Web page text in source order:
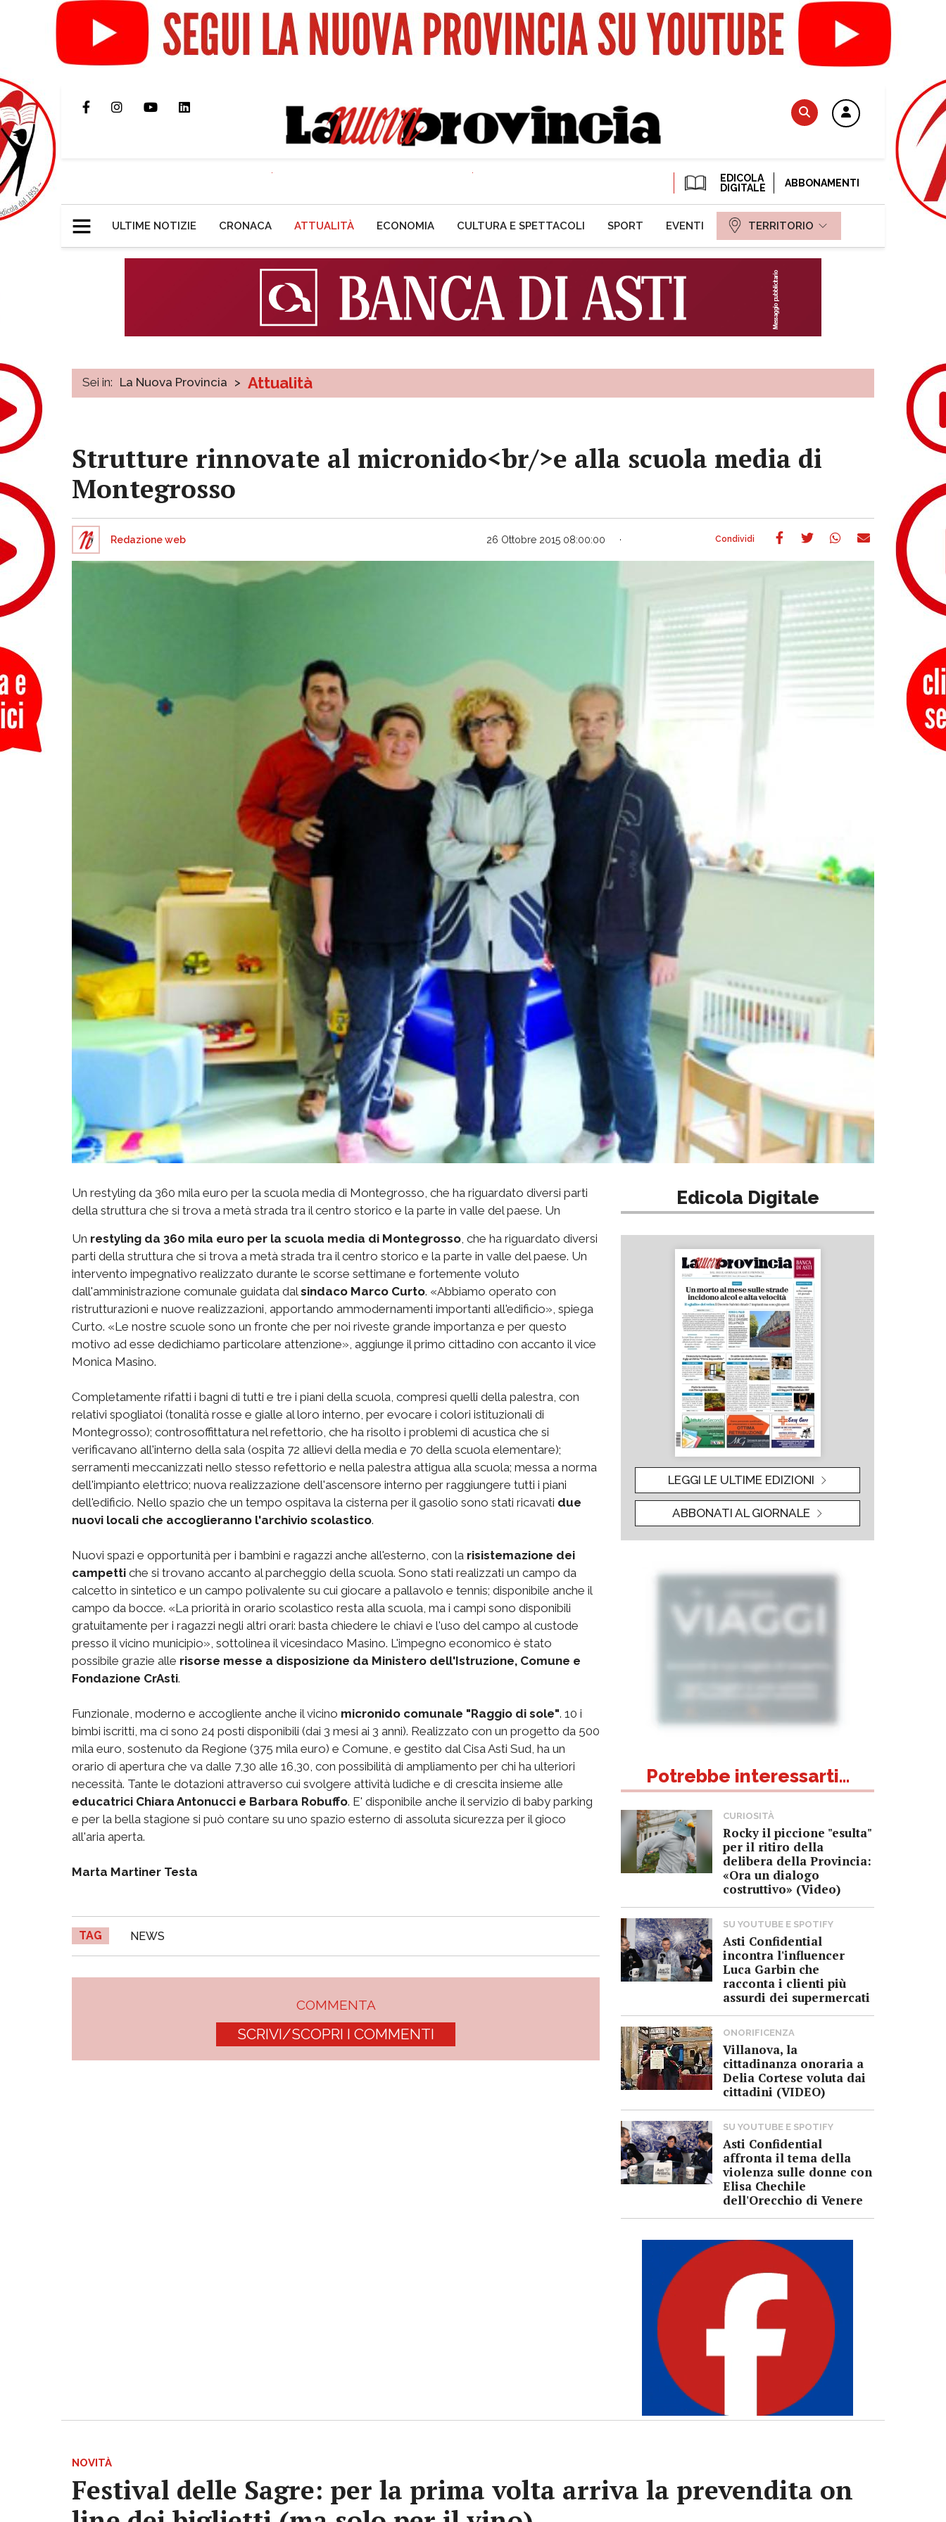
EDICOLA
DIGITALE
ABBONAMENTI
ULTIME NOTIZIE CRONACA ATTUALITÀ ECONOMIA CULTURA E SPETTACOLI SPORT EVENTI TERRITORIO
Sei in: La Nuova Provincia > Attualità
Strutture rinnovate al micronido<br/>e alla scuola media di
Montegrosso
Redazione web 26 Ottobre 2015 08:00:00
Un restyling da 360 mila euro per la scuola media di Montegrosso, che ha riguardato diversi parti
della struttura che si trova a metà strada tra il centro storico e la parte in valle del paese. Un
Un restyling da 360 mila euro per la scuola media di Montegrosso , che ha riguardato diversi
parti della struttura che si trova a metà strada tra il centro storico e la parte in valle del paese. Un
intervento impegnativo realizzato durante le scorse settimane e fortemente voluto
dall'amministrazione comunale guidata dal sindaco Marco Curto. «Abbiamo operato con
ristrutturazioni e nuove realizzazioni, apportando ammodernamenti importanti all'edificio», spiega
Curto. «Le nostre scuole sono un fronte che per noi riveste grande importanza e per questo
motivo ad esse dedichiamo particolare attenzione», aggiunge il primo cittadino con accanto il vice
Monica Masino.
Completamente rifatti i bagni di tutti e tre i piani della scuola, compresi quelli della palestra, con
relativi spogliatoi (tonalità rosse e gialle al loro interno, per evocare i colori istituzionali di
Montegrosso); controsoffittatura nel refettorio, che ha risolto i problemi di acustica che si
verificavano all'interno della sala (ospita 72 allievi della media e 70 della scuola elementare);
serramenti meccanizzati nello stesso refettorio e nella palestra attigua alla scuola; messa a norma
dell'impianto elettrico; nuova realizzazione dell'ascensore interno per raggiungere tutti i piani
dell'edificio. Nello spazio che un tempo ospitava la cisterna per il gasolio sono stati ricavati due
nuovi locali che accoglieranno l'archivio scolastico.
Nuovi spazi e opportunità per i bambini e ragazzi anche all'esterno, con la risistemazione dei
campetti che si trovano accanto al parcheggio della scuola. Sono stati realizzati un campo da
calcetto in sintetico e un campo polivalente su cui giocare a pallavolo e tennis; disponibile anche il
campo da bocce. «La priorità in orario scolastico resta alla scuola, ma i campi sono disponibili
gratuitamente per i ragazzi negli altri orari: basta chiedere le chiavi e l'uso del campo al custode
presso il vicino municipio», sottolinea il vicesindaco Masino. L'impegno economico è stato
possibile grazie alle risorse messe a disposizione da Ministero dell'Istruzione, Comune e
Fondazione CrAsti.
Funzionale, moderno e accogliente anche il vicino micronido comunale "Raggio di sole". 10 i
bimbi iscritti, ma ci sono 24 posti disponibili (dai 3 mesi ai 3 anni). Realizzato con un progetto da 500
mila euro, sostenuto da Regione (375 mila euro) e Comune, e gestito dal Cisa Asti Sud, ha un
orario di apertura che va dalle 7,30 alle 16,30, con possibilità di ampliamento per chi ha ulteriori
necessità. Tante le dotazioni attraverso cui svolgere attività ludiche e di crescita insieme alle
educatrici Chiara Antonucci e Barbara Robuffo. E' disponibile anche il servizio di baby parking
e per la bella stagione si può contare su uno spazio esterno di assoluta sicurezza per il gioco
all'aria aperta.
Marta Martiner Testa
TAG NEWS
COMMENTA
SCRIVI/SCOPRI I COMMENTI
Edicola Digitale
LEGGI LE ULTIME EDIZIONI
ABBONATI AL GIORNALE
Potrebbe interessarti...
CURIOSITÀ
Rocky il piccione "esulta"
per il ritiro della
delibera della Provincia:
«Ora un dialogo
costruttivo» (Video)
SU YOUTUBE E SPOTIFY
Asti Confidential
incontra l'influencer
Luca Garbin che
racconta i clienti più
assurdi dei supermercati
ONORIFICENZA
Villanova, la
cittadinanza onoraria a
Delia Cortese voluta dai
cittadini (VIDEO)
SU YOUTUBE E SPOTIFY
Asti Confidential
affronta il tema della
violenza sulle donne con
Elisa Chechile
dell'Orecchio di Venere
NOVITÀ
Festival delle Sagre: per la prima volta arriva la prevendita on